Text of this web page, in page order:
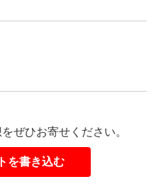
ぜひお寄せください。
を書き込む